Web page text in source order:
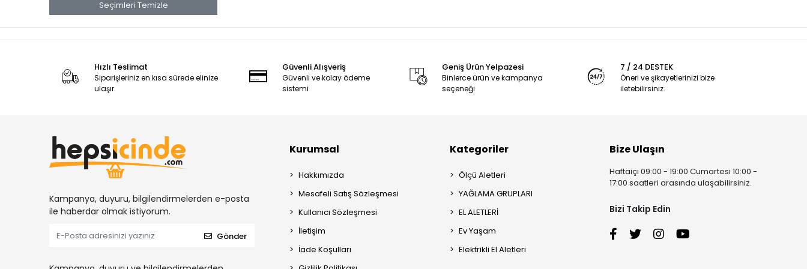
Seçimleri Temizle
Hızlı Teslimat
Siparişleriniz en kısa sürede elinize
ulaşır.
Güvenli Alışveriş
Güvenli ve kolay ödeme
sistemi
Geniş Ürün Yelpazesi
Binlerce ürün ve kampanya
seçeneği
7 / 24 DESTEK
Öneri ve şikayetlerinizi bize
iletebilirsiniz.
Kampanya, duyuru, bilgilendirmelerden e-posta
ile haberdar olmak istiyorum.
Gönder
Kurumsal
Hakkımızda
Mesafeli Satış Sözleşmesi
Kullanıcı Sözleşmesi
İletişim
İade Koşulları
Kategoriler
Ölçü Aletleri
YAĞLAMA GRUPLARI
EL ALETLERİ
Ev Yaşam
Elektrikli El Aletleri
Bize Ulaşın
Haftaiçi 09:00 - 19:00 Cumartesi 10:00 -
17:00 saatleri arasında ulaşabilirsiniz.
Bizi Takip Edin